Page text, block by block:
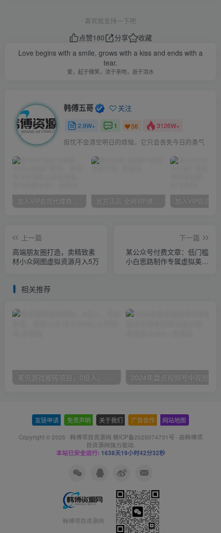
喜欢就支持一下吧
点赞180 分享
收藏
Love begins with a smile, grows with a kiss and ends with a
tear.
爱，起于微笑，浓于亲吻，逝于泪水
韩傅五哥 关注
2.9W+ 1 56 3126W+
担忧不会清空明日的烦恼，它只会丧失今日的勇气
加入VIP会员代理商，享90%的推广提成，免费学习多种网上创业课程，菜鸟秒变大神！ 官方正品 全网VIP课程 无损下载~
上一篇
高端朋友圈打造，卖精致素
材小众网图虚拟资源月入5万
下一篇
某公众号付费文章：低门槛
小白思路制作专属虚拟美女
相关推荐
友链申请 免责声明 关于我们 广告合作 网站地图
Copyright © 2025 · 韩傅项目资源网 赣ICP备2025074731号 · 由韩傅项
目资源网强力驱动.
本站已安全运行: 1638天19小时42分32秒
韩傅项目资源网